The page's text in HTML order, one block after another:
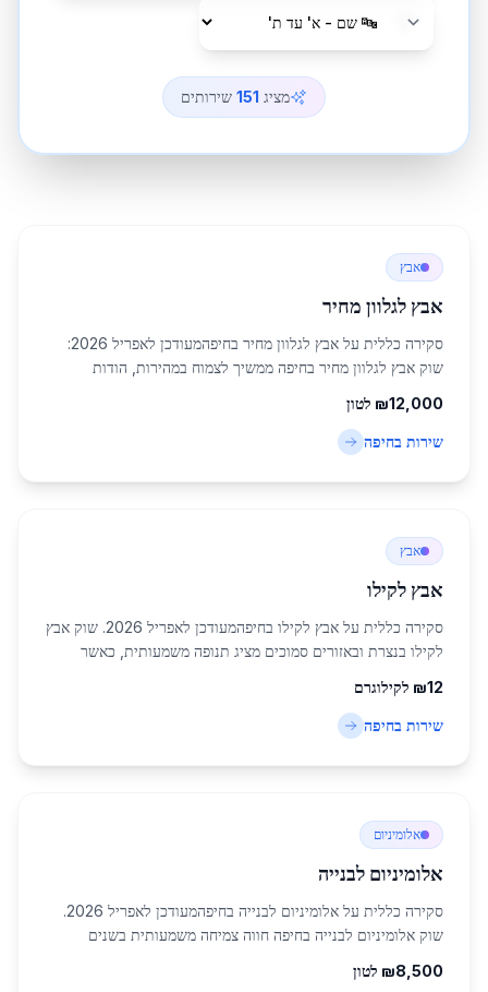
מציג 151 שירותים
אבץ
אבץ לגלוון מחיר
סקירה כללית על אבץ לגלוון מחיר בחיפהמעודכן לאפריל 2026:
שוק אבץ לגלוון מחיר בחיפה ממשיך לצמוח במהירות, הודות
כ-285,316 תושבים, משמשת כמרכז כ...
₪12,000 לטון
שירות בחיפה
אבץ
אבץ לקילו
סקירה כללית על אבץ לקילו בחיפהמעודכן לאפריל 2026. שוק אבץ
לקילו בנצרת ובאזורים סמוכים מציג תנופה משמעותית, כאשר
לתעשיית הפלדה והברזל בצפון הארץ....
₪12 לקילוגרם
שירות בחיפה
אלומיניום
אלומיניום לבנייה
סקירה כללית על אלומיניום לבנייה בחיפהמעודכן לאפריל 2026.
שוק אלומיניום לבנייה בחיפה חווה צמיחה משמעותית בשנים
בישראל, עם אוכלוסייה של כ-285,316 תו...
₪8,500 לטון